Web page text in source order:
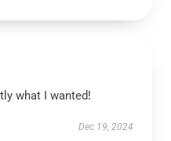
what I wanted!
Dec 19, 2024